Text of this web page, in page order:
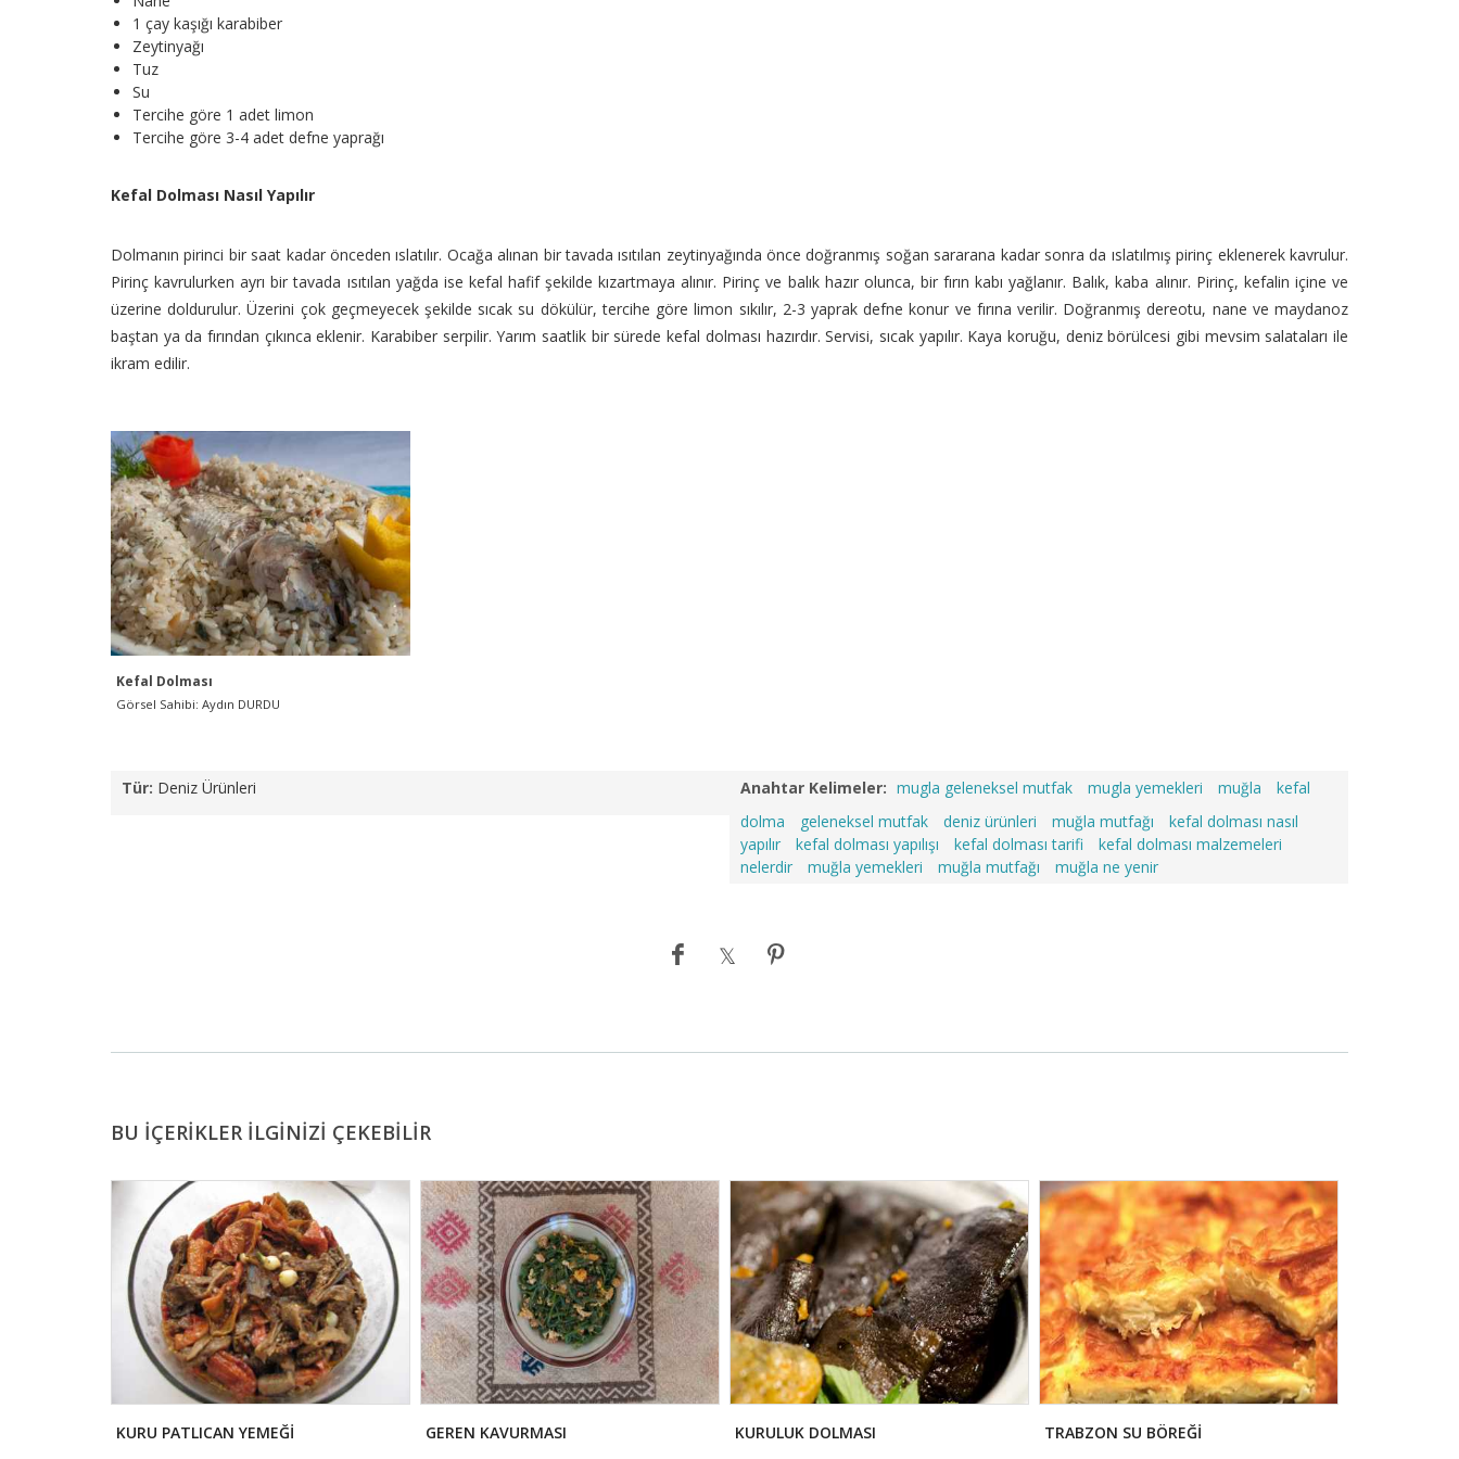
1 çay kaşığı karabiber
Zeytinyağı
Tuz
Su
Tercihe göre 1 adet limon
Tercihe göre 3-4 adet defne yaprağı
Kefal Dolması Nasıl Yapılır
Dolmanın pirinci bir saat kadar önceden ıslatılır. Ocağa alınan bir tavada ısıtılan zeytinyağında önce doğranmış soğan sararana kadar sonra da ıslatılmış pirinç eklenerek kavrulur.
Pirinç kavrulurken ayrı bir tavada ısıtılan yağda ise kefal hafif şekilde kızartmaya alınır. Pirinç ve balık hazır olunca, bir fırın kabı yağlanır. Balık, kaba alınır. Pirinç, kefalin içine ve
üzerine doldurulur. Üzerini çok geçmeyecek şekilde sıcak su dökülür, tercihe göre limon sıkılır, 2-3 yaprak defne konur ve fırına verilir. Doğranmış dereotu, nane ve maydanoz
baştan ya da fırından çıkınca eklenir. Karabiber serpilir. Yarım saatlik bir sürede kefal dolması hazırdır. Servisi, sıcak yapılır. Kaya koruğu, deniz börülcesi gibi mevsim salataları ile
ikram edilir.
Kefal Dolması
Görsel Sahibi: Aydın DURDU
Tür: Deniz Ürünleri Anahtar Kelimeler: mugla geleneksel mutfak mugla yemekleri muğla
kefal
dolma
geleneksel mutfak deniz ürünleri muğla mutfağı
kefal dolması nasıl
yapılır
kefal dolması yapılışı kefal dolması tarifi
kefal dolması malzemeleri
nelerdir
muğla yemekleri muğla mutfağı muğla ne yenir
BU İÇERİKLER İLGİNİZİ ÇEKEBİLİR
KURU PATLICAN YEMEĞİ GEREN KAVURMASI KURULUK DOLMASI TRABZON SU BÖREĞİ